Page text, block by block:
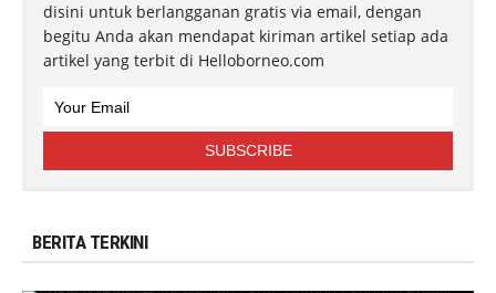
disini untuk berlangganan gratis via email, dengan
begitu Anda akan mendapat kiriman artikel setiap ada
artikel yang terbit di Helloborneo.com
BERITA TERKINI